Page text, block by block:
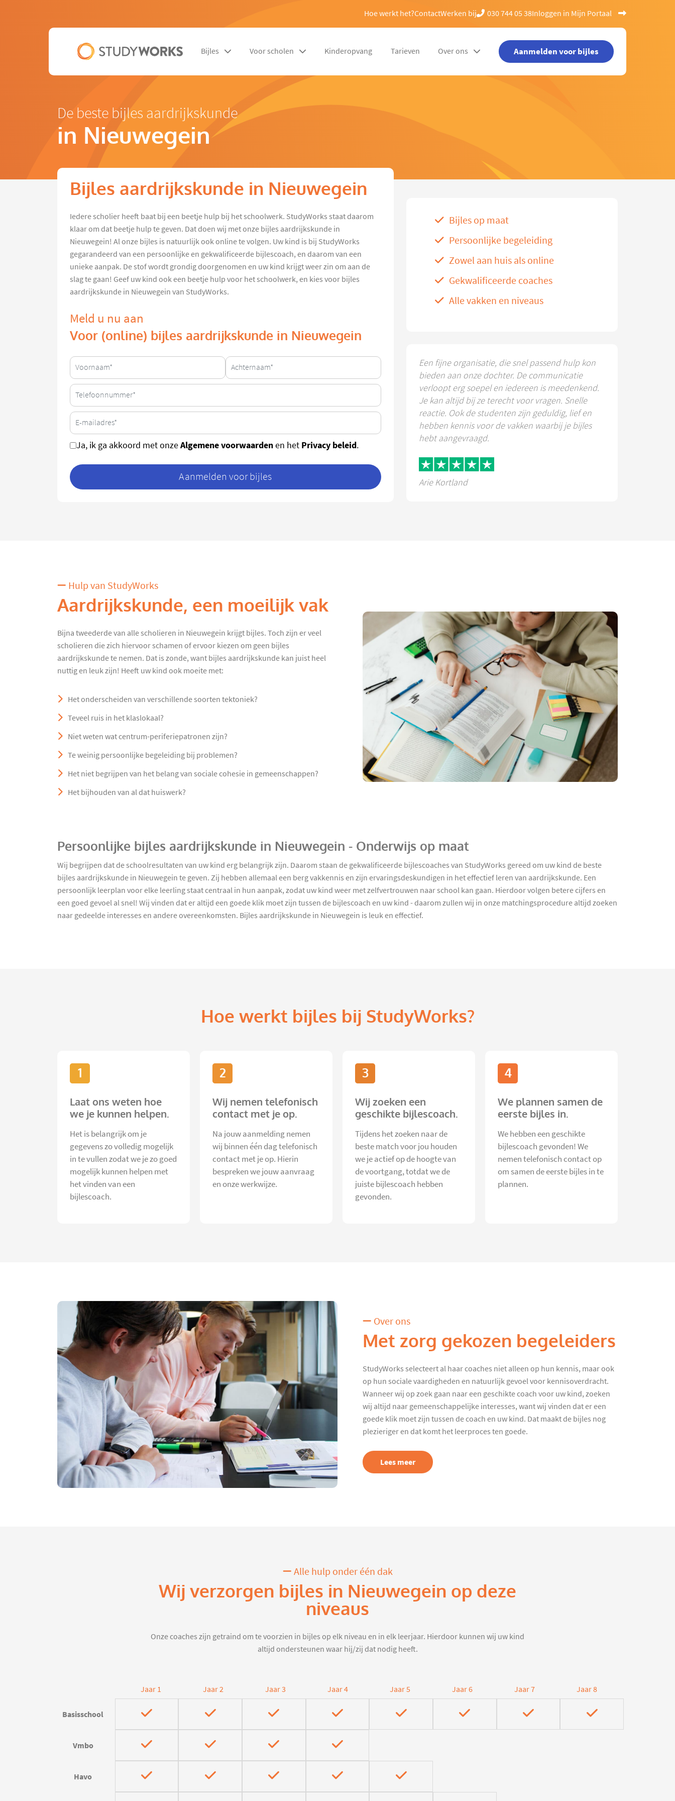
Hoe werkt het?ContactWerken bij 030 744 05 38Inloggen in Mijn Portaal
Bijles Voor scholen Kinderopvang Tarieven Over ons Aanmelden voor bijles
De beste bijles aardrijkskunde
in Nieuwegein
Bijles aardrijkskunde in Nieuwegein
Iedere scholier heeft baat bij een beetje hulp bij het schoolwerk. StudyWorks staat daarom
klaar om dat beetje hulp te geven. Dat doen wij met onze bijles aardrijkskunde in
Nieuwegein! Al onze bijles is natuurlijk ook online te volgen. Uw kind is bij StudyWorks
gegarandeerd van een persoonlijke en gekwalificeerde bijlescoach, en daarom van een
unieke aanpak. De stof wordt grondig doorgenomen en uw kind krijgt weer zin om aan de
slag te gaan! Geef uw kind ook een beetje hulp voor het schoolwerk, en kies voor bijles
aardrijkskunde in Nieuwegein van StudyWorks.
Meld u nu aan
Voor (online) bijles aardrijkskunde in Nieuwegein
Ja, ik ga akkoord met onzeAlgemene voorwaardenen het Privacy beleid.
Aanmelden voor bijles
Bijles op maat
Persoonlijke begeleiding
Zowel aan huis als online
Gekwalificeerde coaches
Alle vakken en niveaus
Een fijne organisatie, die snel passend hulp kon
bieden aan onze dochter. De communicatie
verloopt erg soepel en iedereen is meedenkend.
Je kan altijd bij ze terecht voor vragen. Snelle
reactie. Ook de studenten zijn geduldig, lief en
hebben kennis voor de vakken waarbij je bijles
hebt aangevraagd.
Arie Kortland
Hulp van StudyWorks
Aardrijkskunde, een moeilijk vak
Bijna tweederde van alle scholieren in Nieuwegein krijgt bijles. Toch zijn er veel
scholieren die zich hiervoor schamen of ervoor kiezen om geen bijles
aardrijkskunde te nemen. Dat is zonde, want bijles aardrijkskunde kan juist heel
nuttig en leuk zijn! Heeft uw kind ook moeite met:
Het onderscheiden van verschillende soorten tektoniek?
Teveel ruis in het klaslokaal?
Niet weten wat centrum-periferiepatronen zijn?
Te weinig persoonlijke begeleiding bij problemen?
Het niet begrijpen van het belang van sociale cohesie in gemeenschappen?
Het bijhouden van al dat huiswerk?
Persoonlijke bijles aardrijkskunde in Nieuwegein - Onderwijs op maat
Wij begrijpen dat de schoolresultaten van uw kind erg belangrijk zijn. Daarom staan de gekwalificeerde bijlescoaches van StudyWorks gereed om uw kind de beste
bijles aardrijkskunde in Nieuwegein te geven. Zij hebben allemaal een berg vakkennis en zijn ervaringsdeskundigen in het effectief leren van aardrijkskunde. Een
persoonlijk leerplan voor elke leerling staat centraal in hun aanpak, zodat uw kind weer met zelfvertrouwen naar school kan gaan. Hierdoor volgen betere cijfers en
een goed gevoel al snel! Wij vinden dat er altijd een goede klik moet zijn tussen de bijlescoach en uw kind - daarom zullen wij in onze matchingsprocedure altijd zoeken
naar gedeelde interesses en andere overeenkomsten. Bijles aardrijkskunde in Nieuwegein is leuk en effectief.
Hoe werkt bijles bij StudyWorks?
1
Laat ons weten hoe
we je kunnen helpen.
Het is belangrijk om je
gegevens zo volledig mogelijk
in te vullen zodat we je zo goed
mogelijk kunnen helpen met
het vinden van een
bijlescoach.
2
Wij nemen telefonisch
contact met je op.
Na jouw aanmelding nemen
wij binnen één dag telefonisch
contact met je op. Hierin
bespreken we jouw aanvraag
en onze werkwijze.
3
Wij zoeken een
geschikte bijlescoach.
Tijdens het zoeken naar de
beste match voor jou houden
we je actief op de hoogte van
de voortgang, totdat we de
juiste bijlescoach hebben
gevonden.
4
We plannen samen de
eerste bijles in.
We hebben een geschikte
bijlescoach gevonden! We
nemen telefonisch contact op
om samen de eerste bijles in te
plannen.
Over ons
Met zorg gekozen begeleiders
StudyWorks selecteert al haar coaches niet alleen op hun kennis, maar ook
op hun sociale vaardigheden en natuurlijk gevoel voor kennisoverdracht.
Wanneer wij op zoek gaan naar een geschikte coach voor uw kind, zoeken
wij altijd naar gemeenschappelijke interesses, want wij vinden dat er een
goede klik moet zijn tussen de coach en uw kind. Dat maakt de bijles nog
plezieriger en dat komt het leerproces ten goede.
Lees meer
Alle hulp onder één dak
Wij verzorgen bijles in Nieuwegein op deze
niveaus
Onze coaches zijn getraind om te voorzien in bijles op elk niveau en in elk leerjaar. Hierdoor kunnen wij uw kind
altijd ondersteunen waar hij/zij dat nodig heeft.
Jaar 1 Jaar 2 Jaar 3 Jaar 4 Jaar 5 Jaar 6 Jaar 7 Jaar 8
Basisschool
Vmbo
Havo